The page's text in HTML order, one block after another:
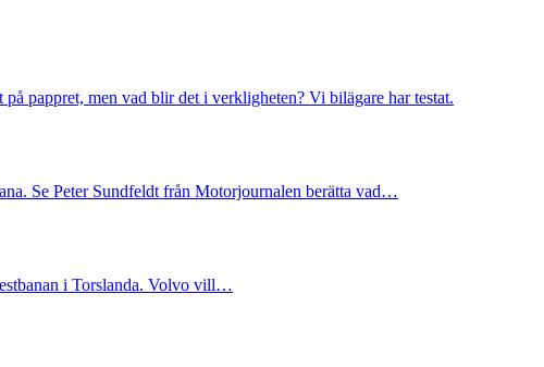
pappret, men vad blir det i verkligheten? Vi bilägare har testat.
Se Peter Sundfeldt från Motorjournalen berätta vad…
i Torslanda. Volvo vill…